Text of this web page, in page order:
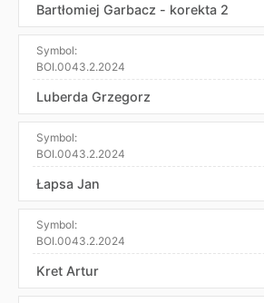
Bartłomiej Garbacz - korekta 2
Symbol:
BOI.0043.2.2024
Luberda Grzegorz
Symbol:
BOI.0043.2.2024
Łapsa Jan
Symbol:
BOI.0043.2.2024
Kret Artur